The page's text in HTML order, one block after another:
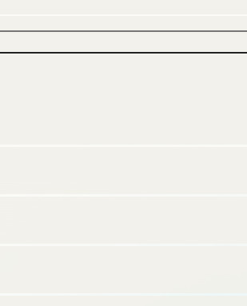
上野新御徒町」が2023年8月にグラ